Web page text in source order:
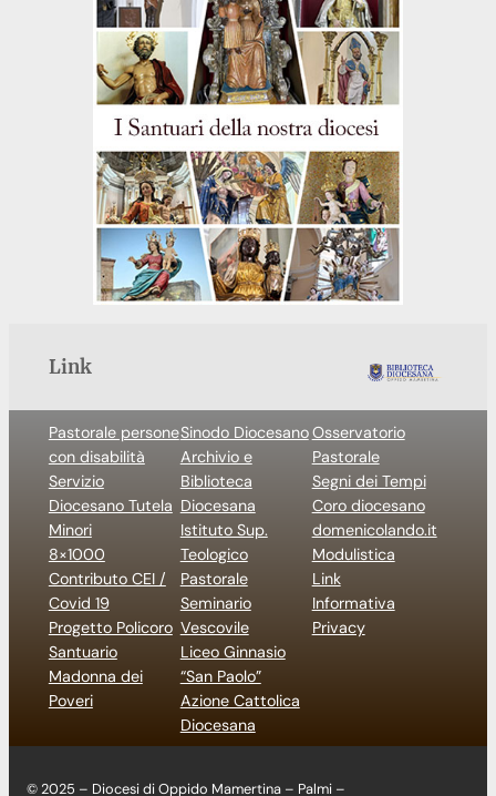
Link
Pastorale persone
con disabilità
Servizio
Diocesano Tutela
Minori
8×1000
Contributo CEI /
Covid 19
Progetto Policoro
Santuario
Madonna dei
Poveri
Sinodo Diocesano
Archivio e
Biblioteca
Diocesana
Istituto Sup.
Teologico
Pastorale
Seminario
Vescovile
Liceo Ginnasio
“San Paolo”
Azione Cattolica
Diocesana
Osservatorio
Pastorale
Segni dei Tempi
Coro diocesano
domenicolando.it
Modulistica
Link
Informativa
Privacy
© 2025 – Diocesi di Oppido Mamertina – Palmi –